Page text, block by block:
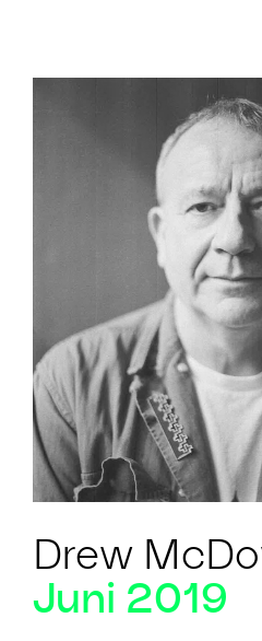
Drew
Juni 2019